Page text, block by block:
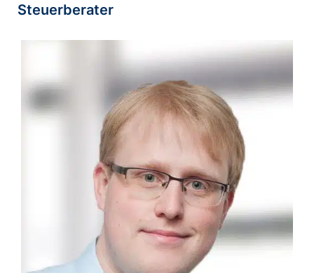
Steuerberater